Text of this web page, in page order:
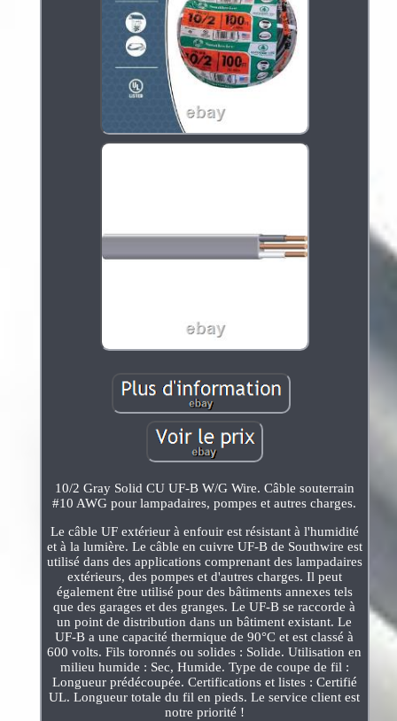
10/2 Gray Solid CU UF-B W/G Wire. Câble souterrain
#10 AWG pour lampadaires, pompes et autres charges.
Le câble UF extérieur à enfouir est résistant à l'humidité
et à la lumière. Le câble en cuivre UF-B de Southwire est
utilisé dans des applications comprenant des lampadaires
extérieurs, des pompes et d'autres charges. Il peut
également être utilisé pour des bâtiments annexes tels
que des garages et des granges. Le UF-B se raccorde à
un point de distribution dans un bâtiment existant. Le
UF-B a une capacité thermique de 90°C et est classé à
600 volts. Fils toronnés ou solides : Solide. Utilisation en
milieu humide : Sec, Humide. Type de coupe de fil :
Longueur prédécoupée. Certifications et listes : Certifié
UL. Longueur totale du fil en pieds. Le service client est
notre priorité !